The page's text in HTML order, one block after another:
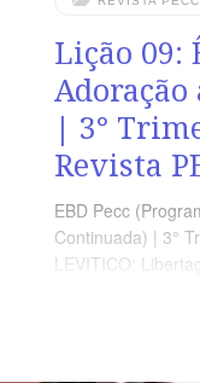
Lição 09:
Adoração
| 3°
Revista
EBD Pecc
Continuada) | 3°
LEVITICO: